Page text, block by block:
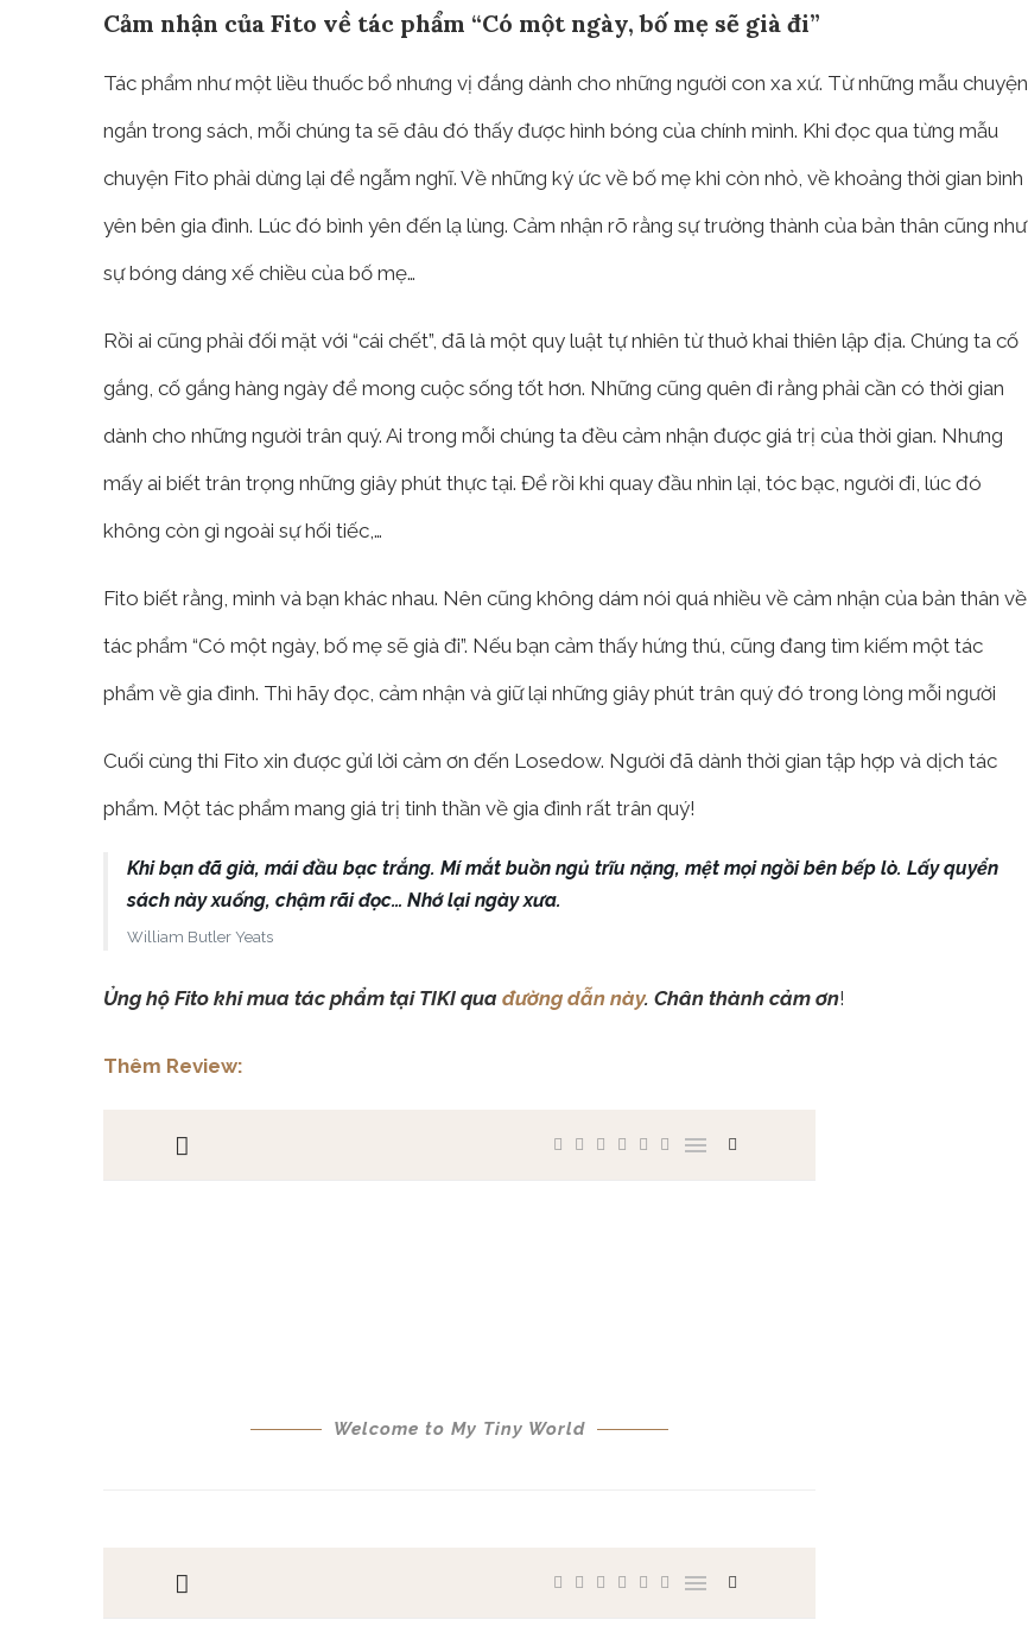
Cảm nhận của Fito về tác phẩm “Có một ngày, bố mẹ sẽ già đi”
Tác phẩm như một liều thuốc bổ nhưng vị đắng dành cho những người con xa xứ. Từ những mẫu chuyện
ngắn trong sách, mỗi chúng ta sẽ đâu đó thấy được hình bóng của chính mình. Khi đọc qua từng mẫu
chuyện Fito phải dừng lại để ngẫm nghĩ. Về những ký ức về bố mẹ khi còn nhỏ, về khoảng thời gian bình
yên bên gia đình. Lúc đó bình yên đến lạ lùng. Cảm nhận rõ rằng sự trường thành của bản thân cũng như
sự bóng dáng xế chiều của bố mẹ…
Rồi ai cũng phải đối mặt với “cái chết”, đã là một quy luật tự nhiên từ thuở khai thiên lập địa. Chúng ta cố
gắng, cố gắng hàng ngày để mong cuộc sống tốt hơn. Những cũng quên đi rằng phải cần có thời gian
dành cho những người trân quý. Ai trong mỗi chúng ta đều cảm nhận được giá trị của thời gian. Nhưng
mấy ai biết trân trọng những giây phút thực tại. Để rồi khi quay đầu nhìn lại, tóc bạc, người đi, lúc đó
không còn gì ngoài sự hối tiếc,…
Fito biết rằng, mình và bạn khác nhau. Nên cũng không dám nói quá nhiều về cảm nhận của bản thân về
tác phẩm “Có một ngày, bố mẹ sẽ già đi”. Nếu bạn cảm thấy hứng thú, cũng đang tìm kiếm một tác
phẩm về gia đình. Thì hãy đọc, cảm nhận và giữ lại những giây phút trân quý đó trong lòng mỗi người
Cuối cùng thi Fito xin được gửi lời cảm ơn đến Losedow. Người đã dành thời gian tập hợp và dịch tác
phẩm. Một tác phẩm mang giá trị tinh thần về gia đình rất trân quý!
Khi bạn đã già, mái đầu bạc trắng. Mí mắt buồn ngủ trĩu nặng, mệt mọi ngồi bên bếp lò. Lấy quyển
sách này xuống, chậm rãi đọc… Nhớ lại ngày xưa.
William Butler Yeats
Ủng hộ Fito khi mua tác phẩm tại TIKI qua đường dẫn này. Chân thành cảm ơn!
Thêm Review: